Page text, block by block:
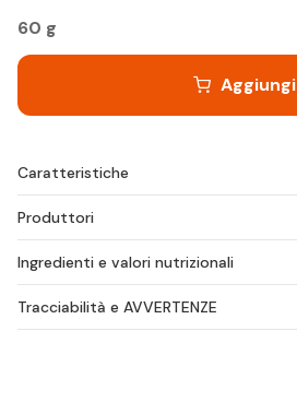
60 g
Aggiungi
Caratteristiche
Produttori
Ingredienti e valori nutrizionali
Tracciabilità e AVVERTENZE